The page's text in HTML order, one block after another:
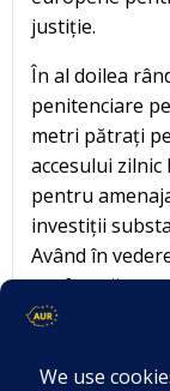
justiție.
În al doilea
penitenciare
metri pătrați
accesului
pentru
investiții
Având în
confruntă cu
din clădirile
investiții de